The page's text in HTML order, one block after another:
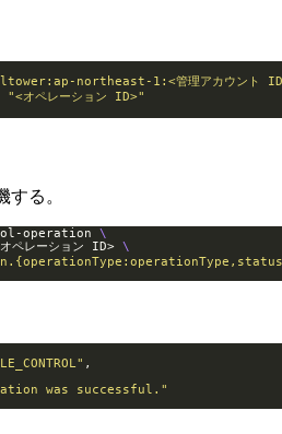
northeast-1:<管理アカウン
"<オペレーション ID>"
る。
operation
レーション ID>
was successful."